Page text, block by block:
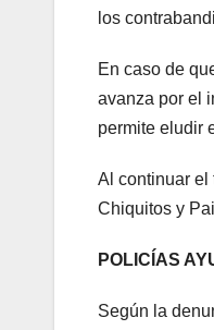
los
En caso de
avanza por el
permite eludir
Al continuar el
Chiquitos y
POLICÍAS
Según la